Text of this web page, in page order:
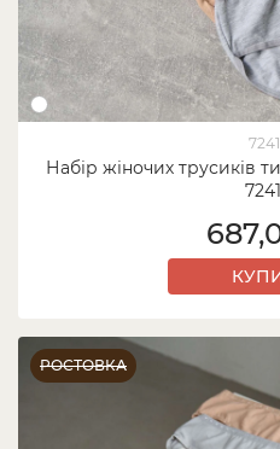
Набір жіночих трусиків
РОСТОВКА